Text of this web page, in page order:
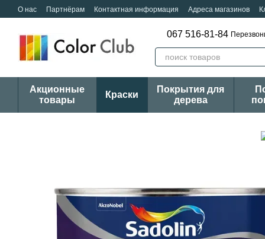
Перейти к основному контенту
О нас Партнёрам Контактная информация Адреса магазинов
067 516-81-84
Акционные
товары
Краски
Покрытия для
дерева